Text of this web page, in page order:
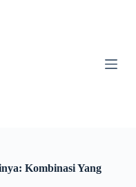
Kombinasi Yang